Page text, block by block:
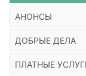
АНОНСЫ
ДОБРЫЕ ДЕЛА
ПЛАТНЫЕ